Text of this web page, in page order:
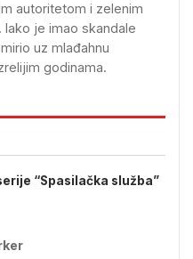
autoritetom i zelenim
je imao skandale
uz mlađahnu
godinama.
“Spasilačka služba”